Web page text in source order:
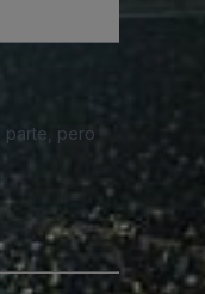
parte, pero